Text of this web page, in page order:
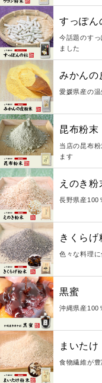
すっぽん
今話題のす
ました
みかんの
愛媛県産の
昆布粉末
当店の昆布
ます
えのき粉
長野県産100
きくらげ
色々な料理に
黒蜜
沖縄県産100
まいたけ
食物繊維が豊